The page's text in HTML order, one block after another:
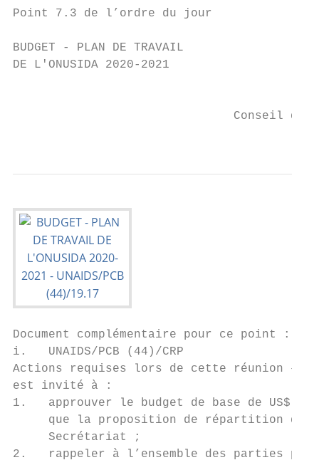
Point 7.3 de l’ordre du jour
BUDGET - PLAN DE TRAVAIL
DE L'ONUSIDA 2020-2021
Conseil de
Document complémentaire pour ce point :
i.   UNAIDS/PCB (44)/CRP
Actions requises lors de cette réunion – Le
est invité à :
1.   approuver le budget de base de US$
que la proposition de répartition
     Secrétariat ;
2.   rappeler à l’ensemble des parties